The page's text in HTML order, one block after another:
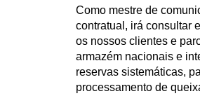
Como mestre de
contratual, irá consultar
os nossos clientes e
armazém nacionais e
reservas sistemáticas,
processamento de